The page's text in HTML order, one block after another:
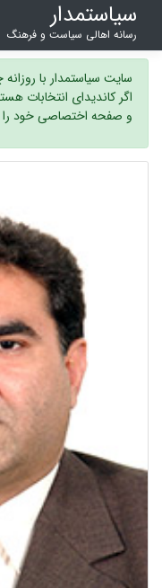
سیاستمدار
رسانه اهالی سیاست و فرهنگ
سایت سیاستمدار با
اگر کاندیدای انتخابات
و صفحه اختصاصی خود را